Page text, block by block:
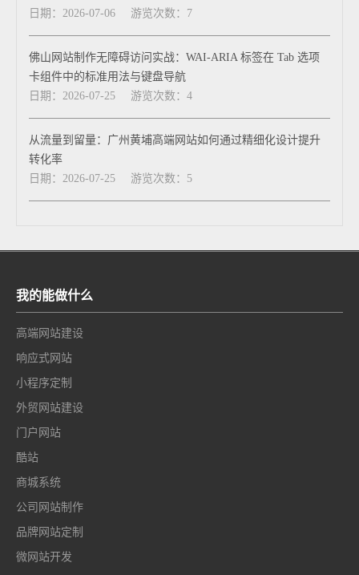
日期：2026-07-06 游览次数：7
佛山网站制作无障碍访问实战：WAI-ARIA 标签在 Tab 选项
卡组件中的标准用法与键盘导航
日期：2026-07-25
游览次数：4
从流量到留量：广州黄埔高端网站如何通过精细化设计提升
转化率
日期：2026-07-25
游览次数：5
我的能做什么
高端网站建设
响应式网站
小程序定制
外贸网站建设
门户网站
酷站
商城系统
公司网站制作
品牌网站定制
微网站开发